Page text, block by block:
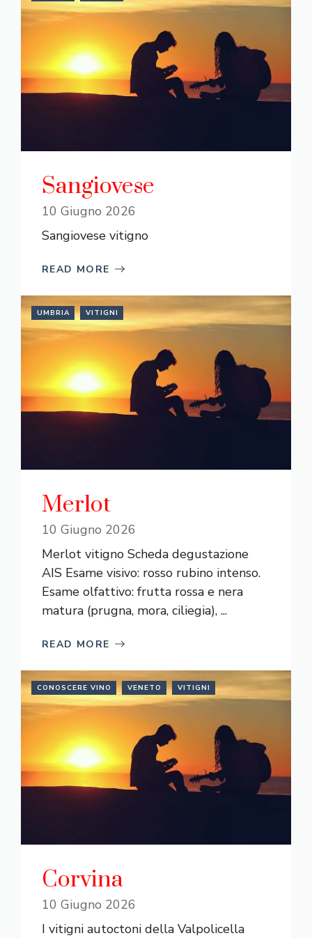
Sangiovese
10 Giugno 2026
Sangiovese vitigno
READ MORE
UMBRIA VITIGNI
Merlot
10 Giugno 2026
Merlot vitigno Scheda degustazione
AIS Esame visivo: rosso rubino intenso.
Esame olfattivo: frutta rossa e nera
matura (prugna, mora, ciliegia), ...
READ MORE
CONOSCERE VINO VENETO VITIGNI
Corvina
10 Giugno 2026
I vitigni autoctoni della Valpolicella